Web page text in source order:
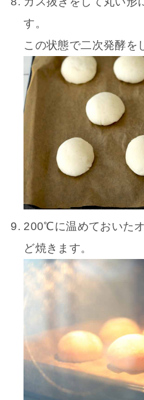
す。
この状態で二次発酵を
200℃に温めておいた
ど焼きます。